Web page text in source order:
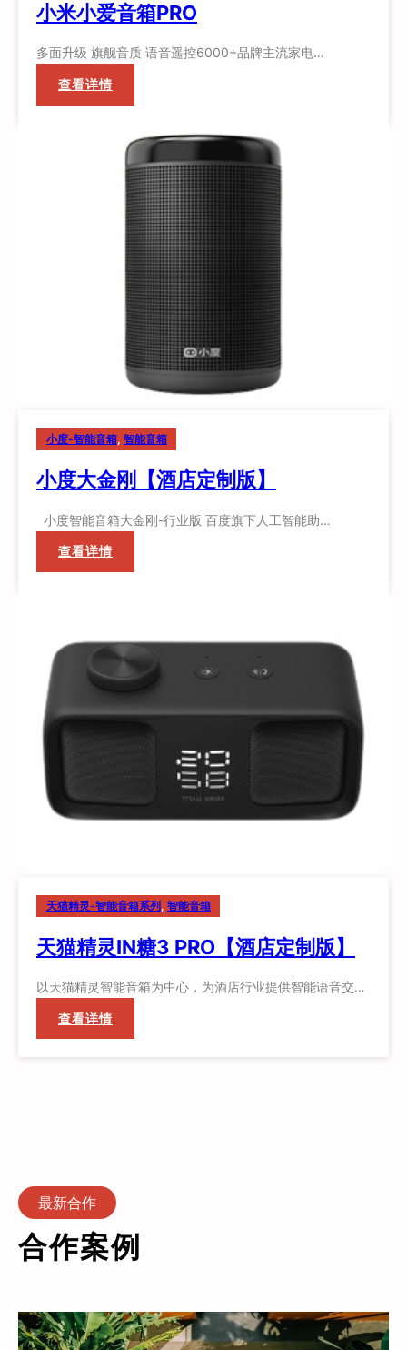
小米小爱音箱PRO
多面升级 旗舰音质 语音遥控6000+品牌主流家电…
查看详情
小
小
PRO
小度-智能音箱, 智能音箱
小度大金刚【酒店定制版】
小度智能音箱大金刚-行业版 百度旗下人工智能助…
查看详情
小
刚
【酒
版】
天猫精灵-智能音箱系列 , 智能音箱
天猫精灵IN糖3 PRO【酒店定制版】
以天猫精灵智能音箱为中心，为酒店行业提供智能语音交…
查看详情
天
PRO【酒
店
定
制
最新合作
合作案例